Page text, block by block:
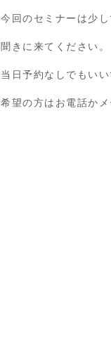
今回のセミナーは少
聞きに来てください。
当日予約なしでもい
希望の方はお電話か